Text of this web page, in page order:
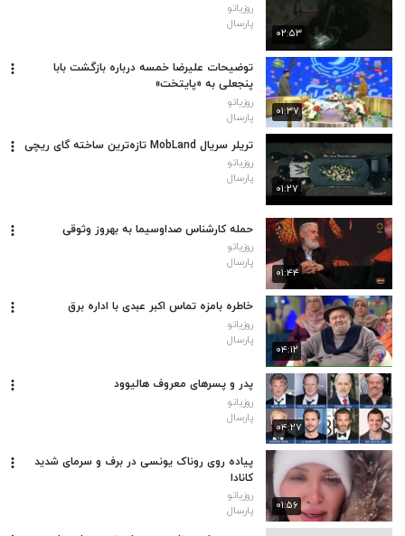
۰۲:۵۳
روزیاتو
پارسال
۰۱:۳۷
توضیحات علیرضا خمسه درباره بازگشت بابا
پنجعلی به «پایتخت»
روزیاتو
پارسال
۰۱:۲۷
تریلر سریال MobLand تازه‌ترین ساخته گای ریچی
روزیاتو
پارسال
۰۱:۴۴
حمله کارشناس صداوسیما به بهروز وثوقی
روزیاتو
پارسال
۰۴:۱۲
خاطره بامزه تماس اکبر عبدی با اداره برق
روزیاتو
پارسال
۰۴:۲۷
پدر و پسرهای معروف هالیوود
روزیاتو
پارسال
۰۱:۵۶
پیاده روی روناک یونسی در برف و سرمای شدید
کانادا
روزیاتو
پارسال